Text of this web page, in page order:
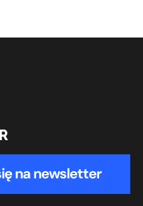
na newsletter